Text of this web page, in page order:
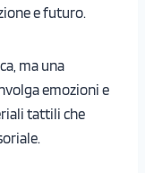
e futuro.
ma una
emozioni e
tattili che